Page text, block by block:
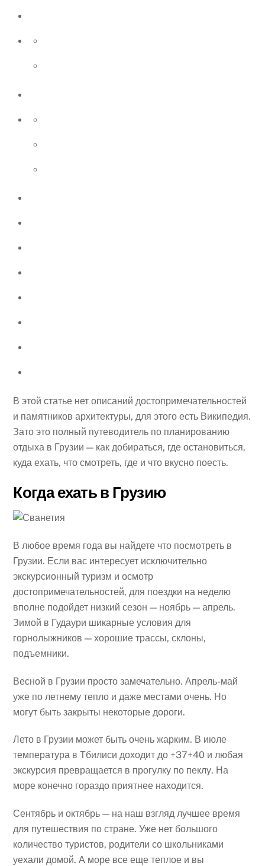
В этой статье нет описаний достопримечательностей
и памятников архитектуры, для этого есть Википедия.
Зато это полный путеводитель по планированию
отдыха в Грузии — как добираться, где остановиться,
куда ехать, что смотреть, где и что вкусно поесть.
Когда ехать в Грузию
В любое время года вы найдете что посмотреть в
Грузии. Если вас интересует исключительно
экскурсионный туризм и осмотр
достопримечательностей, для поездки на неделю
вполне подойдет низкий сезон — ноябрь — апрель.
Зимой в Гудаури шикарные условия для
горнолыжников — хорошие трассы, склоны,
подъемники.
Весной в Грузии просто замечательно. Апрель-май
уже по летнему тепло и даже местами очень. Но
могут быть закрыты некоторые дороги.
Лето в Грузии может быть очень жарким. В июле
температура в Тбилиси доходит до +37+40 и любая
экскурсия превращается в прогулку по пеклу. На
море конечно гораздо приятнее находится.
Сентябрь и октябрь — на наш взгляд лучшее время
для путешествия по стране. Уже нет большого
количество туристов, родители со школьниками
уехали домой. А море все еще теплое и вы